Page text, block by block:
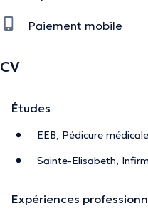
Paiement mobile
CV
Études
EEB, Pédicure
Sainte-Elisabeth,
Expériences